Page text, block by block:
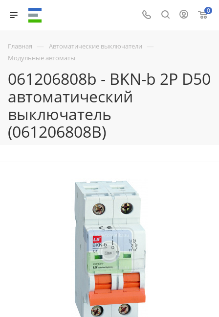
0
Главная — Автоматические выключатели —
Модульные автоматы
061206808b - BKN-b 2P D50
автоматический
выключатель
(061206808B)